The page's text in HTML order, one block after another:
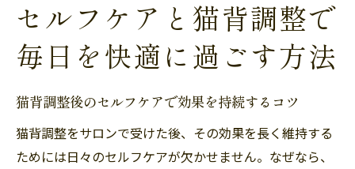
セルフケアと猫背調整で
毎日を快適に過ごす方法
猫背調整後のセルフケアで効果を持続するコツ
猫背調整をサロンで受けた後、その効果を長く維持する
ためには日々のセルフケアが欠かせません。なぜなら、